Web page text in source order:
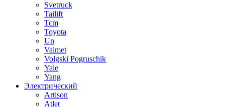
Svetruck
Tailift
Tcm
Toyota
Un
Valmet
Volgski Pogruschik
Yale
Yang
Электрический
Artison
Atlet